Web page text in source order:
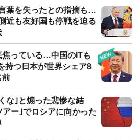
葉を失ったとの指摘も…
近も友好国も停戦を迫る
焦っている…中国のITも
持つ日本が世界シェア8
前
な｣と煽った悲惨な結
ー｣でロシアに向かった